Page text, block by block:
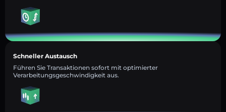
Schneller Austausch
Führen Sie Transaktionen sofort mit optimierter
Verarbeitungsgeschwindigkeit aus.